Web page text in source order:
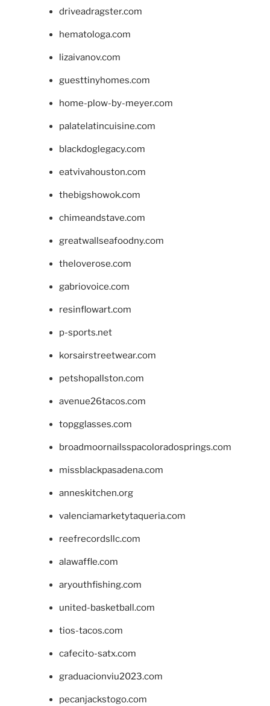
driveadragster.com
hematologa.com
lizaivanov.com
guesttinyhomes.com
home-plow-by-meyer.com
palatelatincuisine.com
blackdoglegacy.com
eatvivahouston.com
thebigshowok.com
chimeandstave.com
greatwallseafoodny.com
theloverose.com
gabriovoice.com
resinflowart.com
p-sports.net
korsairstreetwear.com
petshopallston.com
avenue26tacos.com
topgglasses.com
broadmoornailsspacoloradosprings.com
missblackpasadena.com
anneskitchen.org
valenciamarketytaqueria.com
reefrecordsllc.com
alawaffle.com
aryouthfishing.com
united-basketball.com
tios-tacos.com
cafecito-satx.com
graduacionviu2023.com
pecanjackstogo.com